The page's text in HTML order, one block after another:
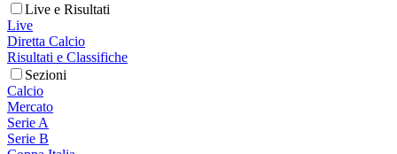
Live e Risultati
Live
Diretta Calcio
Risultati e Classifiche
Sezioni
Calcio
Mercato
Serie A
Serie B